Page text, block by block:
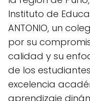
Instituto de
ANTONIO, un
por su
calidad y su
de los
excelencia
aprendizaje